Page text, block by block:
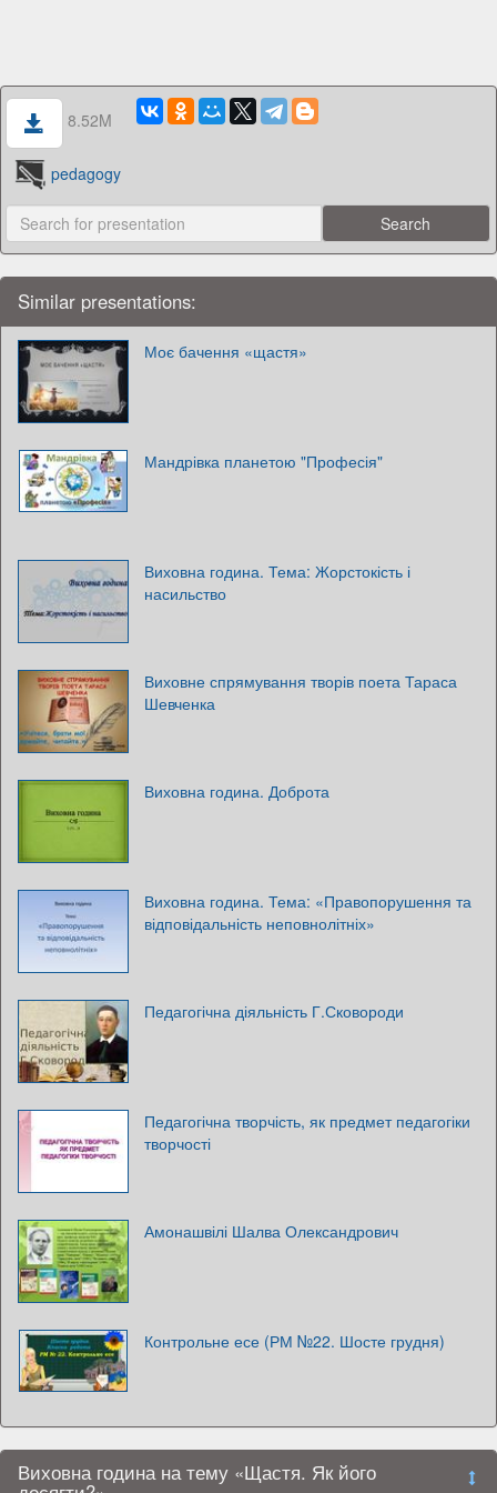
8.52M
pedagogy
Similar presentations:
Моє бачення «щастя»
Мандрівка планетою "Професія"
Виховна година. Тема: Жорстокість і
насильство
Виховне спрямування творів поета Тараса
Шевченка
Виховна година. Доброта
Виховна година. Тема: «Правопорушення та
відповідальність неповнолітніх»
Педагогічна діяльність Г.Сковороди
Педагогічна творчість, як предмет педагогіки
творчості
Амонашвілі Шалва Олександрович
Контрольне есе (РМ №22. Шосте грудня)
Виховна година на тему «Щастя. Як його